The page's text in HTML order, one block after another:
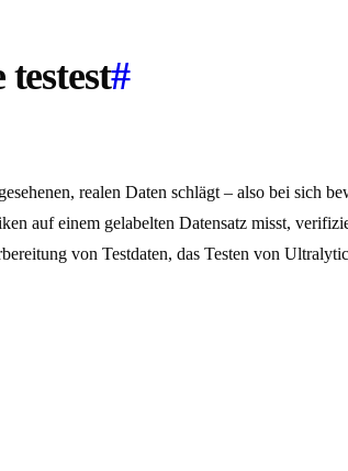
#
realen Daten schlägt – also bei sich
auf einem gelabelten Datensatz misst,
von Testdaten, das Testen von